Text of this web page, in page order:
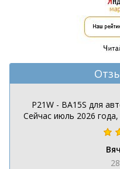
P21W - BA15S для
Сейчас июль 2026